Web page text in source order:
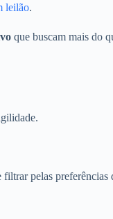
leilão.
que buscam mais do
filtrar pelas preferências